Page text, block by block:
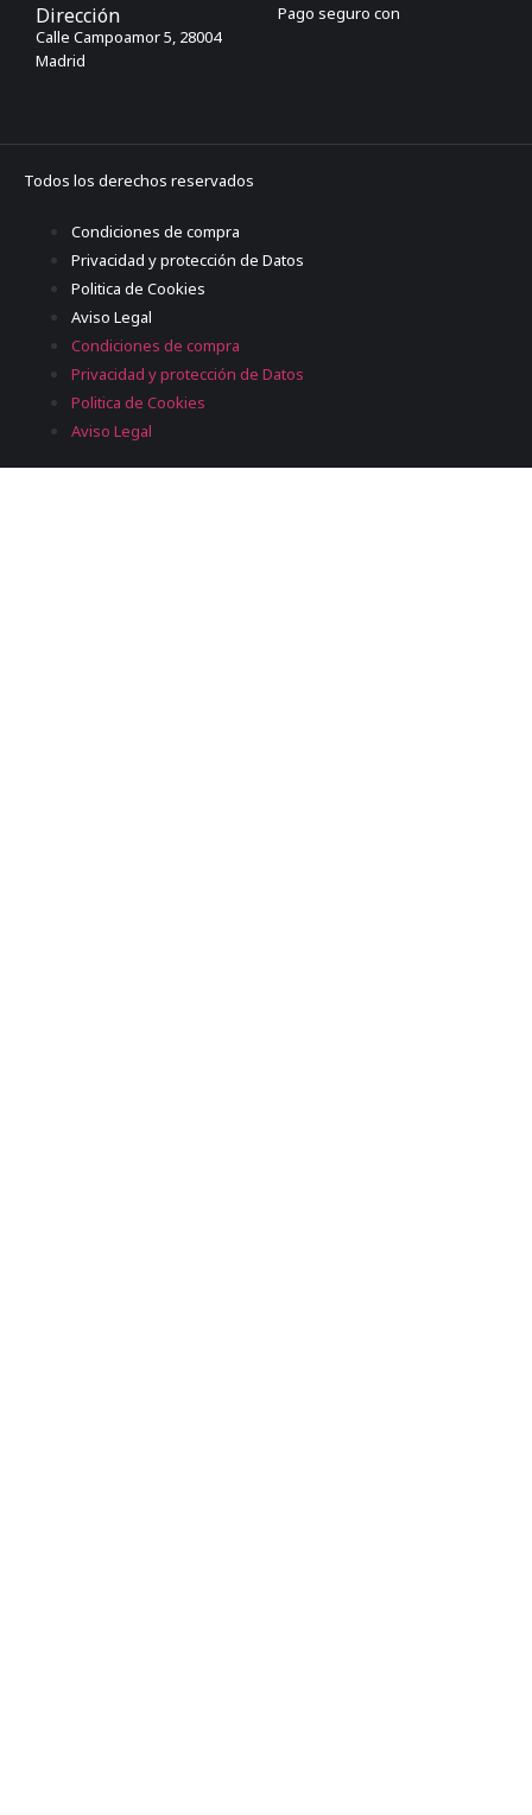
Dirección
Calle Campoamor 5, 28004
Madrid
Pago seguro con
Todos los derechos reservados
Condiciones de compra
Privacidad y protección de Datos
Politica de Cookies
Aviso Legal
Condiciones de compra
Privacidad y protección de Datos
Politica de Cookies
Aviso Legal